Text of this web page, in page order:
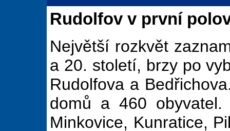
Rudolfov v první
Největší rozkvět
a 20. století, brzy po
Rudolfova a
domů a 460
Minkovice, Kunratice,